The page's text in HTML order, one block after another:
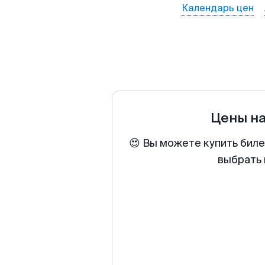
Календарь цен
Цены
😍 Вы можете купить
выбрать